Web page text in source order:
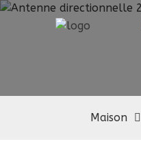
Maison